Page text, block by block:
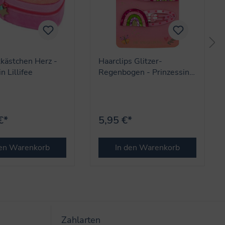
Herz -
Lillifee
Warenkorb
Haarclips Glitzer-
Regenbogen - Prinzessin
5,95 €*
In den Warenkorb
Zahlarten